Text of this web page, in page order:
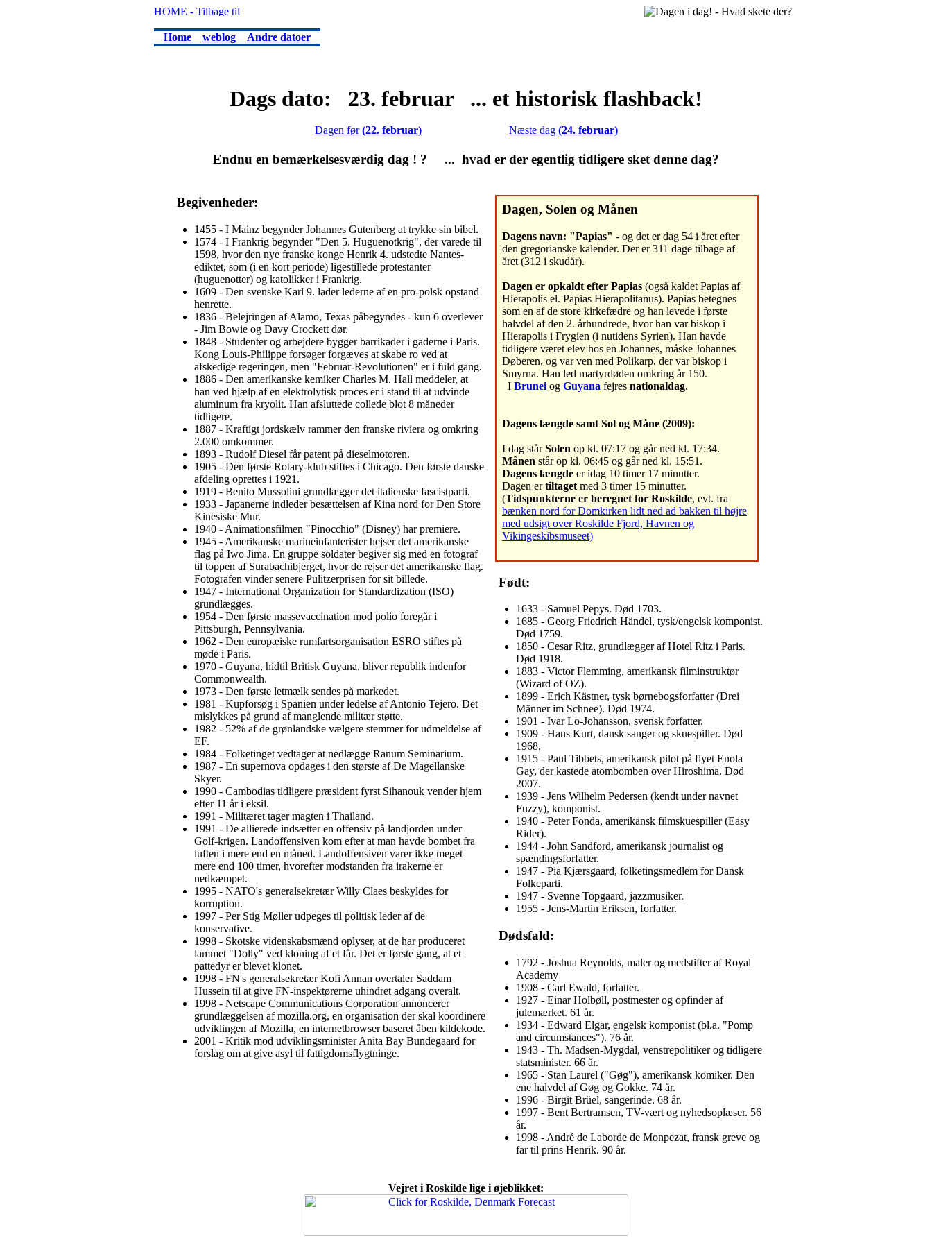
Home weblog Andre datoer
Dags dato: 23. februar ... et historisk flashback!
Dagen før(22. februar) Næste dag (24. februar)
Endnu en bemærkelsesværdig dag ! ? ... hvad er der egentlig tidligere sket denne dag?
Begivenheder:
1455 - I Mainz begynder Johannes Gutenberg at trykke sin bibel.
1574 - I Frankrig begynder "Den 5. Huguenotkrig", der varede til
1598, hvor den nye franske konge Henrik 4. udstedte Nantes-
ediktet, som (i en kort periode) ligestillede protestanter
(huguenotter) og katolikker i Frankrig.
1609 - Den svenske Karl 9. lader lederne af en pro-polsk opstand
henrette.
1836 - Belejringen af Alamo, Texas påbegyndes - kun 6 overlever
- Jim Bowie og Davy Crockett dør.
1848 - Studenter og arbejdere bygger barrikader i gaderne i Paris.
Kong Louis-Philippe forsøger forgæves at skabe ro ved at
afskedige regeringen, men "Februar-Revolutionen" er i fuld gang.
1886 - Den amerikanske kemiker Charles M. Hall meddeler, at
han ved hjælp af en elektrolytisk proces er i stand til at udvinde
aluminum fra kryolit. Han afsluttede collede blot 8 måneder
tidligere.
1887 - Kraftigt jordskælv rammer den franske riviera og omkring
2.000 omkommer.
1893 - Rudolf Diesel får patent på dieselmotoren.
1905 - Den første Rotary-klub stiftes i Chicago. Den første danske
afdeling oprettes i 1921.
1919 - Benito Mussolini grundlægger det italienske fascistparti.
1933 - Japanerne indleder besættelsen af Kina nord for Den Store
Kinesiske Mur.
1940 - Animationsfilmen "Pinocchio" (Disney) har premiere.
1945 - Amerikanske marineinfanterister hejser det amerikanske
flag på Iwo Jima. En gruppe soldater begiver sig med en fotograf
til toppen af Surabachibjerget, hvor de rejser det amerikanske flag.
Fotografen vinder senere Pulitzerprisen for sit billede.
1947 - International Organization for Standardization (ISO)
grundlægges.
1954 - Den første massevaccination mod polio foregår i
Pittsburgh, Pennsylvania.
1962 - Den europæiske rumfartsorganisation ESRO stiftes på
møde i Paris.
1970 - Guyana, hidtil Britisk Guyana, bliver republik indenfor
Commonwealth.
1973 - Den første letmælk sendes på markedet.
1981 - Kupforsøg i Spanien under ledelse af Antonio Tejero. Det
mislykkes på grund af manglende militær støtte.
1982 - 52% af de grønlandske vælgere stemmer for udmeldelse af
EF.
1984 - Folketinget vedtager at nedlægge Ranum Seminarium.
1987 - En supernova opdages i den største af De Magellanske
Skyer.
1990 - Cambodias tidligere præsident fyrst Sihanouk vender hjem
efter 11 år i eksil.
1991 - Militæret tager magten i Thailand.
1991 - De allierede indsætter en offensiv på landjorden under
Golf-krigen. Landoffensiven kom efter at man havde bombet fra
luften i mere end en måned. Landoffensiven varer ikke meget
mere end 100 timer, hvorefter modstanden fra irakerne er
nedkæmpet.
1995 - NATO's generalsekretær Willy Claes beskyldes for
korruption.
1997 - Per Stig Møller udpeges til politisk leder af de
konservative.
1998 - Skotske videnskabsmænd oplyser, at de har produceret
lammet "Dolly" ved kloning af et får. Det er første gang, at et
pattedyr er blevet klonet.
1998 - FN's generalsekretær Kofi Annan overtaler Saddam
Hussein til at give FN-inspektørerne uhindret adgang overalt.
1998 - Netscape Communications Corporation annoncerer
grundlæggelsen af mozilla.org, en organisation der skal koordinere
udviklingen af Mozilla, en internetbrowser baseret åben kildekode.
2001 - Kritik mod udviklingsminister Anita Bay Bundegaard for
forslag om at give asyl til fattigdomsflygtninge.
Dagen, Solen og Månen
Dagens navn: "Papias" - og det er dag 54 i året efter
den gregorianske kalender. Der er 311 dage tilbage af
året (312 i skudår).
Dagen er opkaldt efter Papias (også kaldet Papias af
Hierapolis el. Papias Hierapolitanus). Papias betegnes
som en af de store kirkefædre og han levede i første
halvdel af den 2. århundrede, hvor han var biskop i
Hierapolis i Frygien (i nutidens Syrien). Han havde
tidligere været elev hos en Johannes, måske Johannes
Døberen, og var ven med Polikarp, der var biskop i
Smyrna. Han led martyrdøden omkring år 150.
I Brunei og Guyana fejres nationaldag.
Dagens længde samt Sol og Måne (2009):
I dag stårSolen op kl. 07:17 og går ned kl. 17:34.
Månen står op kl. 06:45 og går ned kl. 15:51.
Dagens længde er idag 10 timer 17 minutter.
Dagen ertiltaget med 3 timer 15 minutter.
(Tidspunkterne er beregnet for Roskilde, evt. fra
bænken nord for Domkirken lidt ned ad bakken til højre
med udsigt over Roskilde Fjord, Havnen og
Vikingeskibsmuseet)
Født:
1633 - Samuel Pepys. Død 1703.
1685 - Georg Friedrich Händel, tysk/engelsk komponist.
Død 1759.
1850 - Cesar Ritz, grundlægger af Hotel Ritz i Paris.
Død 1918.
1883 - Victor Flemming, amerikansk filminstruktør
(Wizard of OZ).
1899 - Erich Kästner, tysk børnebogsforfatter (Drei
Männer im Schnee). Død 1974.
1901 - Ivar Lo-Johansson, svensk forfatter.
1909 - Hans Kurt, dansk sanger og skuespiller. Død
1968.
1915 - Paul Tibbets, amerikansk pilot på flyet Enola
Gay, der kastede atombomben over Hiroshima. Død
2007.
1939 - Jens Wilhelm Pedersen (kendt under navnet
Fuzzy), komponist.
1940 - Peter Fonda, amerikansk filmskuespiller (Easy
Rider).
1944 - John Sandford, amerikansk journalist og
spændingsforfatter.
1947 - Pia Kjærsgaard, folketingsmedlem for Dansk
Folkeparti.
1947 - Svenne Topgaard, jazzmusiker.
1955 - Jens-Martin Eriksen, forfatter.
Dødsfald:
1792 - Joshua Reynolds, maler og medstifter af Royal
Academy
1908 - Carl Ewald, forfatter.
1927 - Einar Holbøll, postmester og opfinder af
julemærket. 61 år.
1934 - Edward Elgar, engelsk komponist (bl.a. "Pomp
and circumstances"). 76 år.
1943 - Th. Madsen-Mygdal, venstrepolitiker og tidligere
statsminister. 66 år.
1965 - Stan Laurel ("Gøg"), amerikansk komiker. Den
ene halvdel af Gøg og Gokke. 74 år.
1996 - Birgit Brüel, sangerinde. 68 år.
1997 - Bent Bertramsen, TV-vært og nyhedsoplæser. 56
år.
1998 - André de Laborde de Monpezat, fransk greve og
far til prins Henrik. 90 år.
Vejret i Roskilde lige i øjeblikket: